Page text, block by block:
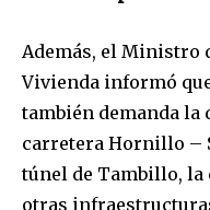
Además, el Ministro
Vivienda informó
también demanda la
carretera Hornillo –
túnel de Tambillo,
otras